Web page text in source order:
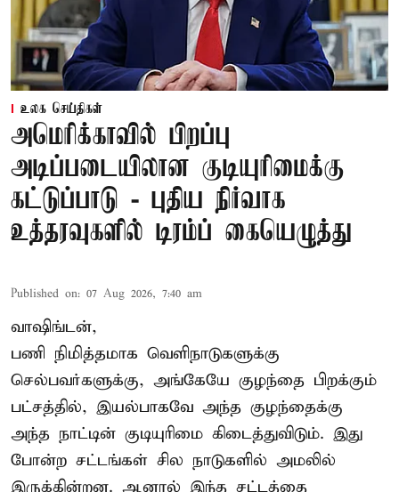
உலக செய்திகள்
அமெரிக்காவில் பிறப்பு
அடிப்படையிலான குடியுரிமைக்கு
கட்டுப்பாடு - புதிய நிர்வாக
உத்தரவுகளில் டிரம்ப் கையெழுத்து
Published on: 07 Aug 2026, 7:40 am
வாஷிங்டன்,
பணி நிமித்தமாக வெளிநாடுகளுக்கு
செல்பவர்களுக்கு, அங்கேயே குழந்தை பிறக்கும்
பட்சத்தில், இயல்பாகவே அந்த குழந்தைக்கு
அந்த நாட்டின் குடியுரிமை கிடைத்துவிடும். இது
போன்ற சட்டங்கள் சில நாடுகளில் அமலில்
இருக்கின்றன. ஆனால் இந்த சட்டத்தை